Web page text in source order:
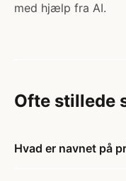
med hjælp fra AI.
Ofte stillede
Hvad er navnet på